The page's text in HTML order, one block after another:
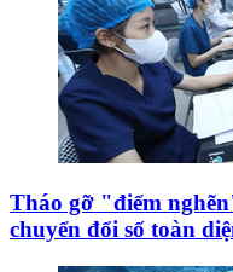
Tháo gỡ "điểm
chuyển đổi số toàn